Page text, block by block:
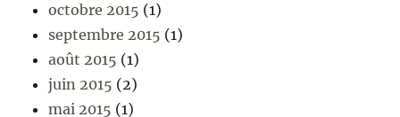
octobre 2015 (1)
septembre 2015 (1)
août 2015 (1)
juin 2015 (2)
mai 2015 (1)